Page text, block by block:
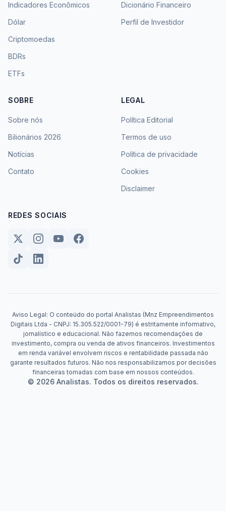
Indicadores Econômicos
Dólar
Criptomoedas
BDRs
ETFs
Dicionário Financeiro
Perfil de Investidor
SOBRE
Sobre nós
Bilionários 2026
Notícias
Contato
LEGAL
Política Editorial
Termos de uso
Política de privacidade
Cookies
Disclaimer
REDES SOCIAIS
Aviso Legal: O conteúdo do portal Analistas (Mnz Empreendimentos
Digitais Ltda - CNPJ: 15.305.522/0001-79) é estritamente informativo,
jornalístico e educacional. Não fazemos recomendações de
investimento, compra ou venda de ativos financeiros. Investimentos
em renda variável envolvem riscos e rentabilidade passada não
garante resultados futuros. Não nos responsabilizamos por decisões
financeiras tomadas com base em nossos conteúdos.
© 2026 Analistas. Todos os direitos reservados.